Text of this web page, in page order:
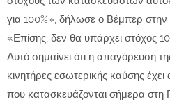
για 100%», δήλωσε ο Βέμπερ στην
«Επίσης, δεν θα υπάρχει στόχος
Αυτό σημαίνει ότι η απαγόρευση
κινητήρες εσωτερικής καύσης έχει
που κατασκευάζονται σήμερα